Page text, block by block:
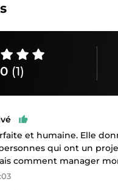
(1)
et humaine. Elle
qui ont un
comment manager